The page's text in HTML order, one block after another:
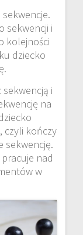
sekwencje.
sekwencji i
kolejności
dziecko
sekwencją i
na
czyli kończy
sekwencję.
nad
w